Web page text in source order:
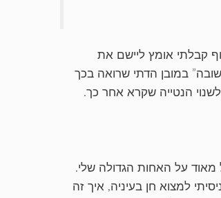
קבלתי אומץ ליישם את
במובן הדתי שרואה בכך
הנטייה שקרא אחר כך.
מאוד על האחות הגדולה שלי.
למצוא חן בעיניה, איך זה